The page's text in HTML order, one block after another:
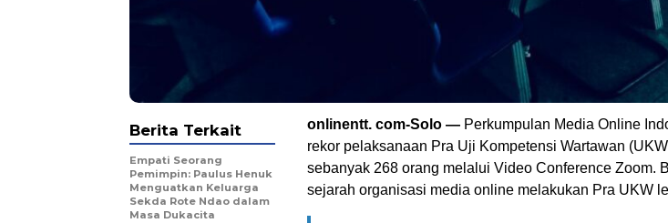
onlinentt. com-Solo — Perkumpulan Media Online
rekor pelaksanaan Pra Uji Kompetensi Wartawan
sebanyak 268 orang melalui Video Conference Zoom.
sejarah organisasi media online melakukan Pra UKW
Berita Terkait
Empati Seorang
Pemimpin: Paulus Henuk
Menguatkan Keluarga
Sekda Rote Ndao dalam
Masa Dukacita